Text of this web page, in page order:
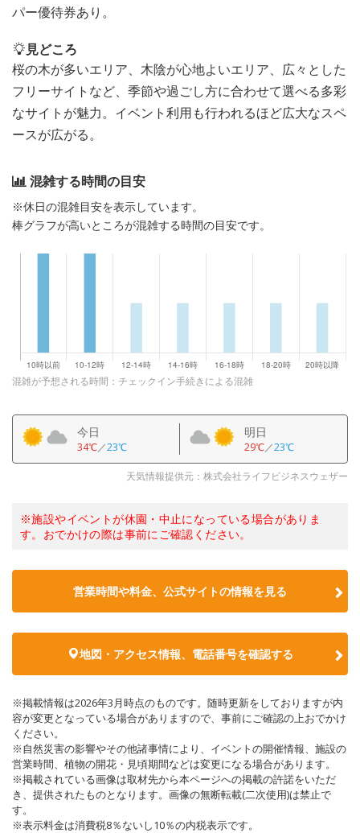
パー優待券あり。
見どころ
桜の木が多いエリア、木陰が心地よいエリア、広々とした
フリーサイトなど、季節や過ごし方に合わせて選べる多彩
なサイトが魅力。イベント利用も行われるほど広大なスペ
ースが広がる。
混雑する時間の目安
※休日の混雑目安を表示しています。
棒グラフが高いところが混雑する時間の目安です。
混雑が予想される時間：チェックイン手続きによる混雑
今日
34℃／23℃
明日
29℃／23℃
天気情報提供元：株式会社ライフビジネスウェザー
※施設やイベントが休園・中止になっている場合がありま
す。おでかけの際は事前にご確認ください。
営業時間や料金、公式サイトの情報を見る
地図・アクセス情報、電話番号を確認する
※掲載情報は2026年3月時点のものです。随時更新をしておりますが内
容が変更となっている場合がありますので、事前にご確認の上おでかけ
ください。
※自然災害の影響やその他諸事情により、イベントの開催情報、施設の
営業時間、植物の開花・見頃期間などは変更になる場合があります。
※掲載されている画像は取材先から本ページへの掲載の許諾をいただ
き、提供されたものとなります。画像の無断転載(二次使用)は禁止で
す。
※表示料金は消費税8％ないし10％の内税表示です。